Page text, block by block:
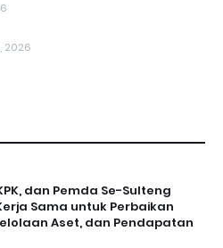
2026
dan Pemda Se-Sulteng
Sama untuk Perbaikan
Aset, dan Pendapatan